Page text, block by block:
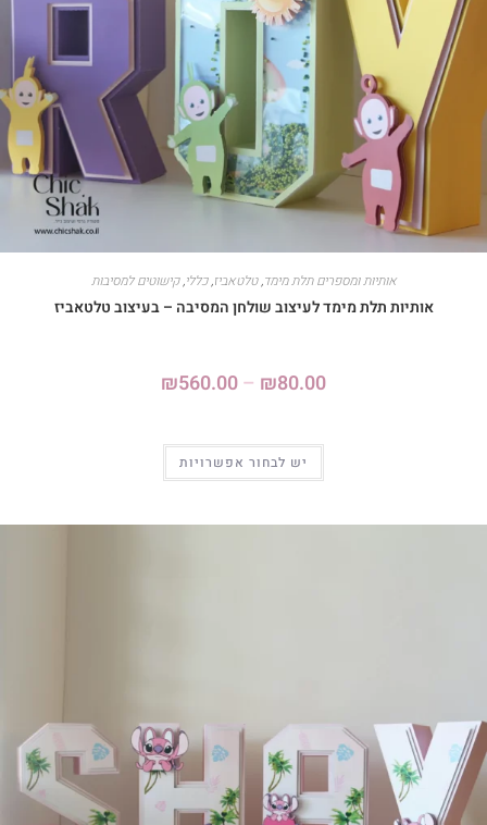
אותיות ומספרים תלת מימד,טלטאביז,כללי,קישוטים למסיבות
אותיות תלת מימד לעיצוב שולחן המסיבה – בעיצוב טלטאביז
₪80.00
–
₪560.00
יש לבחור אפשרויות